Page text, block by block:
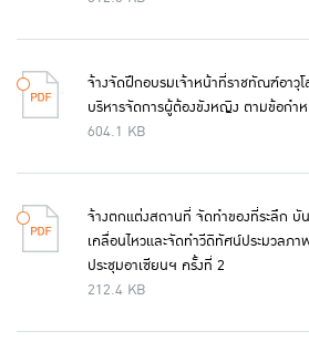
จ้างจัดฝึกอบรมเจ้าหน้าที่ราชทัณฑ์อาวุ
บริหารจัดการผู้ต้องขังหญิง ตามข้อกำ
604.1 KB
จ้างตกแต่งสถานที่ จัดทำของที่ระลึก
เคลื่อนไหวและจัดทำวีดิทัศน์ประมวลภ
ประชุมอาเซียนฯ ครั้งที่ 2
212.4 KB